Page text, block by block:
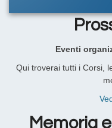
Eventi
Qui troverai tutti i Corsi,
Memoria